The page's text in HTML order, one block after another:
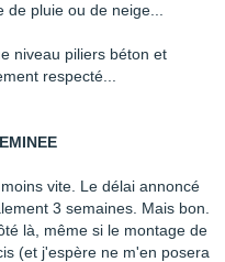
de pluie ou de neige...
niveau piliers béton et
respecté...
vite. Le délai annoncé
3 semaines. Mais bon.
là, même si le montage de
(et j'espère ne m'en posera